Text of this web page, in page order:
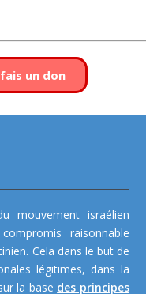
fais un don
mouvement israélien
raisonnable
Cela dans le but de
légitimes, dans la
la base des principes